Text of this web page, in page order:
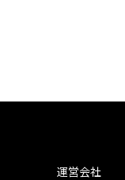
運営会社